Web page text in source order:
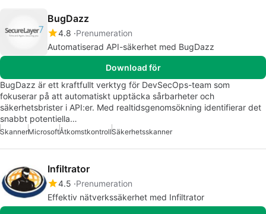
BugDazz
4.8 Prenumeration
Automatiserad API-säkerhet med BugDazz
Download för
BugDazz är ett kraftfullt verktyg för DevSecOps-team som
fokuserar på att automatiskt upptäcka sårbarheter och
säkerhetsbrister i API:er. Med realtidsgenomsökning identifierar det
snabbt potentiella…
SkannerMicrosoftÅtkomstkontrollSäkerhetsskanner
Infiltrator
4.5 Prenumeration
Effektiv nätverkssäkerhet med Infiltrator